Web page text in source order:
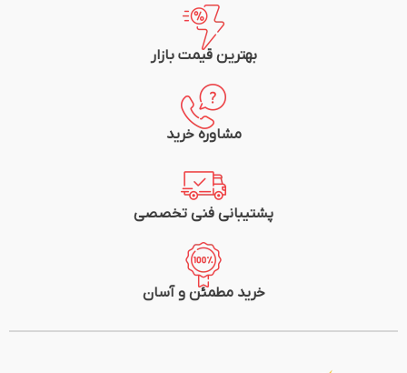
بهترین قیمت بازار
مشاوره خرید
پشتیبانی فنی تخصصی
خرید مطمئن و آسان